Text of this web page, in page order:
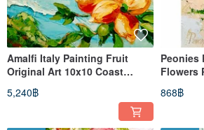
Amalfi Italy Painting Fruit
Original Art 10x10 Coast
Impasto Art
5,240฿
Peonies
Flowers
cm * 18
868฿